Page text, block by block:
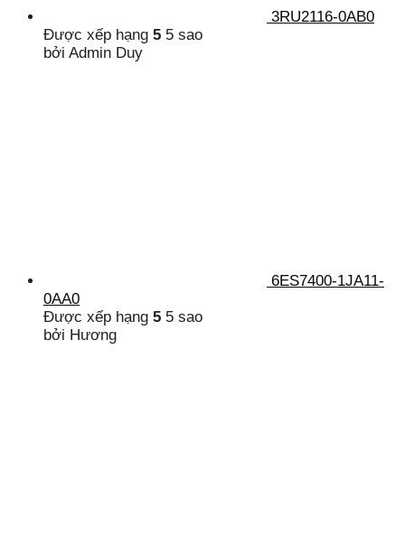
3RU2116-0AB0
Được xếp hạng 5 5 sao
bởi Admin Duy
6ES7400-1JA11-
0AA0
Được xếp hạng 5 5 sao
bởi Hương